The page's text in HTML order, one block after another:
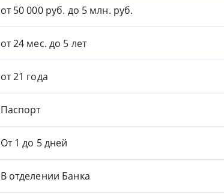
от 50 000 руб. до 5 млн. руб.
от 24 мес. до 5 лет
от 21 года
Паспорт
От 1 до 5 дней
В отделении Банка